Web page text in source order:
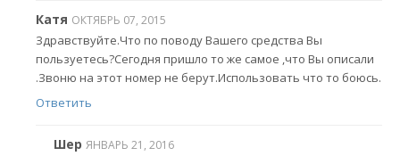
Катя ОКТЯБРЬ 07, 2015
Здравствуйте.Что по поводу Вашего средства Вы
пользуетесь?Сегодня пришло то же самое ,что Вы описали
.Звоню на этот номер не берут.Использовать что то боюсь.
Ответить
Шер ЯНВАРЬ 21, 2016